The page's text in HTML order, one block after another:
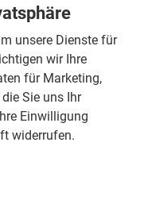
eCall, Start-
vorhanden
Mittelarmlehne
Zonen-Klimaautomatik
unsere Dienste für
wir Ihre
für Marketing,
Sie uns Ihr
Einwilligung
widerrufen.